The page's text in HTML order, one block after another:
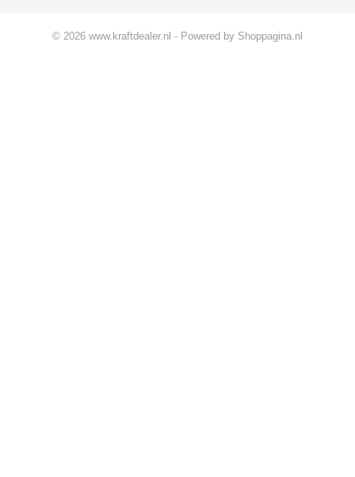
© 2026 www.kraftdealer.nl - Powered by Shoppagina.nl